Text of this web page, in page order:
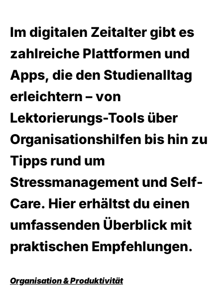
Im digitalen Zeitalter gibt es
zahlreiche Plattformen und
Apps, die den Studienalltag
erleichtern – von
Lektorierungs-Tools über
Organisationshilfen bis hin zu
Tipps rund um
Stressmanagement und Self-
Care. Hier erhältst du einen
umfassenden Überblick mit
praktischen Empfehlungen.
Organisation & Produktivität